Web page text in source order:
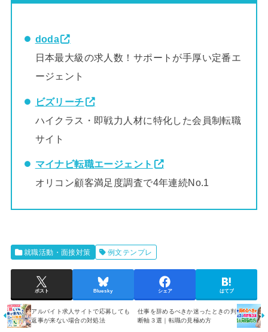
doda
日本最大級の求人数！サポートが手厚い定番エ
ージェント
ビズリーチ
ハイクラス・即戦力人材に特化した会員制転職
サイト
マイナビ転職エージェント
オリコン顧客満足度調査で4年連続No.1
就職活動・面接対策 例文テンプレ
ポスト Bluesky シェア はてブ
アルバイト求人サイトで応募しても
返事が来ない場合の対処法
仕事を辞めるべきか迷ったときの判
断軸３選｜転職の見極め方